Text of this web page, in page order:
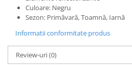
Culoare: Negru
Sezon: Primăvară, Toamnă, Iarnă
Informatii conformitate produs
Review-uri(0)